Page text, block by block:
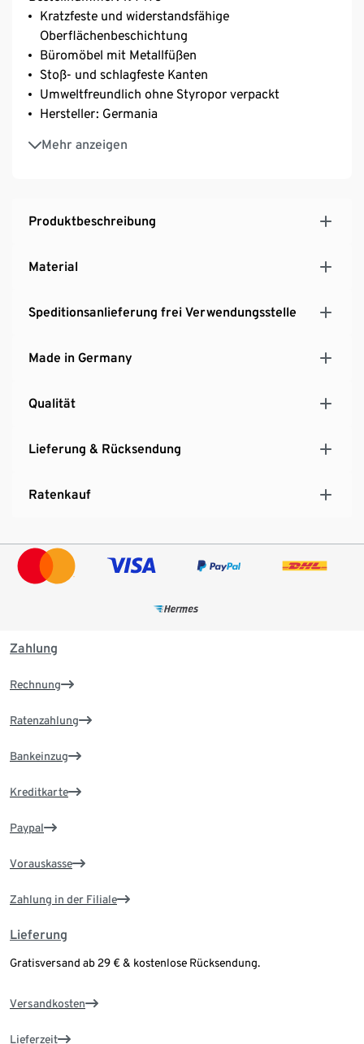
Kratzfeste und widerstandsfähige
Oberflächenbeschichtung
Büromöbel mit Metallfüßen
Stoß- und schlagfeste Kanten
Umweltfreundlich ohne Styropor verpackt
Hersteller: Germania
Mehr anzeigen
MADE IN GERMANY
Produktbeschreibung
Material
Speditionsanlieferung frei Verwendungsstelle
Made in Germany
Qualität
Lieferung & Rücksendung
Ratenkauf
Zahlung
Rechnung
Ratenzahlung
Bankeinzug
Kreditkarte
Paypal
Vorauskasse
Zahlung in der Filiale
Lieferung
Gratisversand ab 29 € & kostenlose Rücksendung.
Versandkosten
Lieferzeit